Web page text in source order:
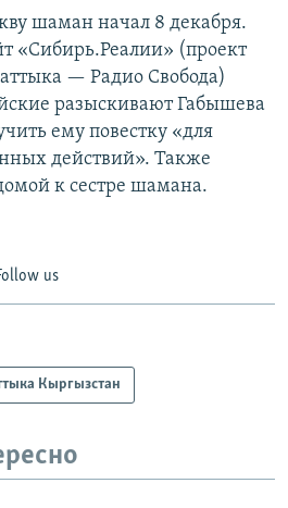
шаман начал 8 декабря.
«Сибирь.Реалии» (проект
— Радио Свобода)
разыскивают Габышева
ему повестку «для
действий». Также
к сестре шамана.
us
Кыргызстан